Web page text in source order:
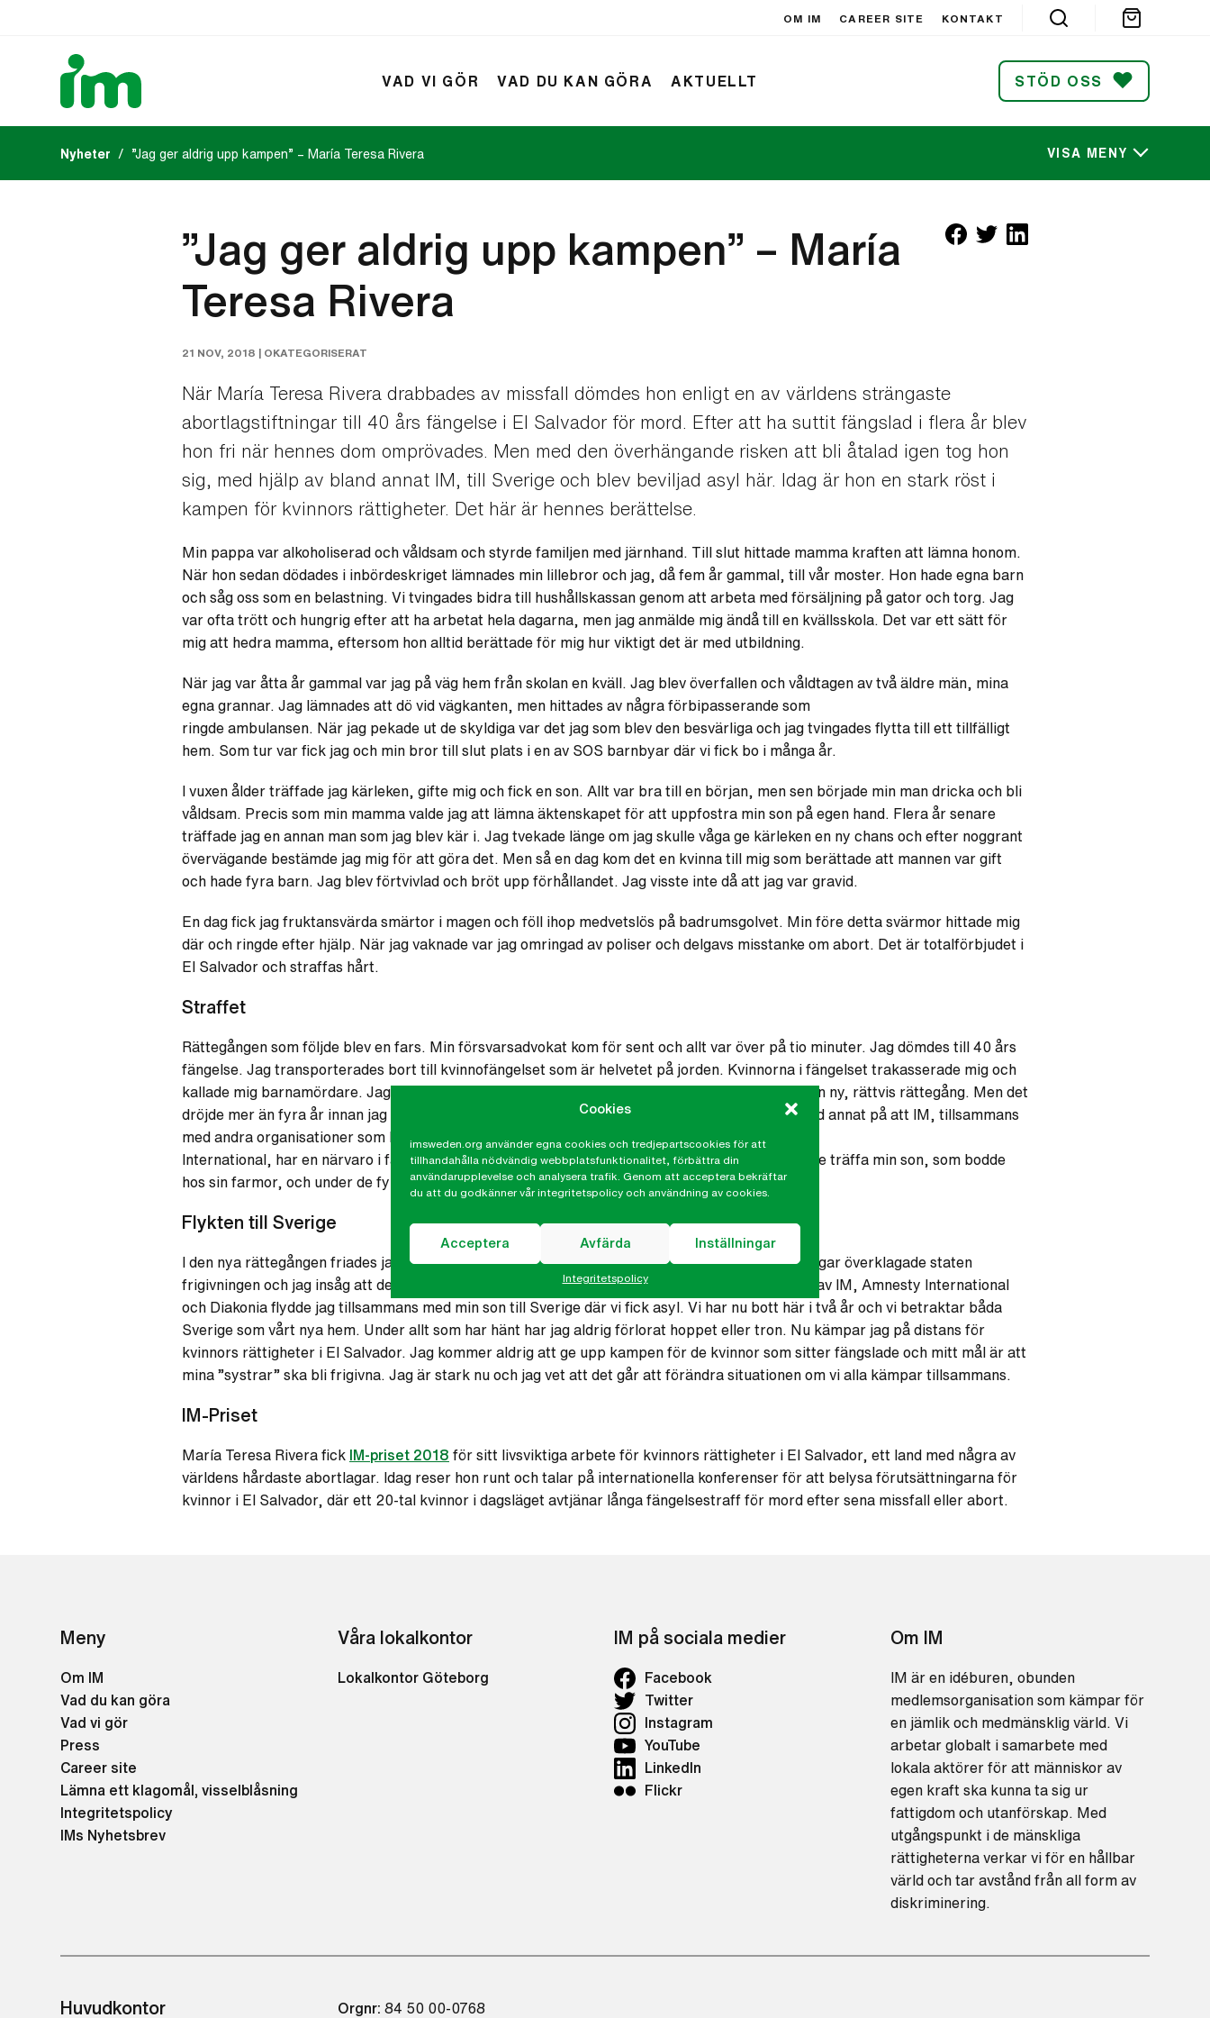
Cookies
imsweden.org använder egna cookies och tredjepartscookies för att
tillhandahålla nödvändig webbplatsfunktionalitet, förbättra din
användarupplevelse och analysera trafik. Genom att acceptera bekräftar
du att du godkänner vår integritetspolicy och användning av cookies.
Acceptera Avfärda Inställningar
Integritetspolicy
OM IM CAREER SITE KONTAKT
VAD VI GÖR VAD DU KAN GÖRA AKTUELLT STÖD OSS
SÖK
Nyheter ”Jag ger aldrig upp kampen” – María Teresa Rivera VISA MENY
”Jag ger aldrig upp kampen” – María
Teresa Rivera
21 NOV, 2018 | OKATEGORISERAT
När María Teresa Rivera drabbades av missfall dömdes hon enligt en av världens strängaste
abortlagstiftningar till 40 års fängelse i El Salvador för mord. Efter att ha suttit fängslad i flera år blev
hon fri när hennes dom omprövades. Men med den överhängande risken att bli åtalad igen tog hon
sig, med hjälp av bland annat IM, till Sverige och blev beviljad asyl här. Idag är hon en stark röst i
kampen för kvinnors rättigheter. Det här är hennes berättelse.
Min pappa var alkoholiserad och våldsam och styrde familjen med järnhand. Till slut hittade mamma kraften att lämna honom.
När hon sedan dödades i inbördeskriget lämnades min lillebror och jag, då fem år gammal, till vår moster. Hon hade egna barn
och såg oss som en belastning. Vi tvingades bidra till hushållskassan genom att arbeta med försäljning på gator och torg. Jag
var ofta trött och hungrig efter att ha arbetat hela dagarna, men jag anmälde mig ändå till en kvällsskola. Det var ett sätt för
mig att hedra mamma, eftersom hon alltid berättade för mig hur viktigt det är med utbildning.
När jag var åtta år gammal var jag på väg hem från skolan en kväll. Jag blev överfallen och våldtagen av två äldre män, mina
egna grannar. Jag lämnades att dö vid vägkanten, men hittades av några förbipasserande som
ringde ambulansen. När jag pekade ut de skyldiga var det jag som blev den besvärliga och jag tvingades flytta till ett tillfälligt
hem. Som tur var fick jag och min bror till slut plats i en av SOS barnbyar där vi fick bo i många år.
I vuxen ålder träffade jag kärleken, gifte mig och fick en son. Allt var bra till en början, men sen började min man dricka och bli
våldsam. Precis som min mamma valde jag att lämna äktenskapet för att uppfostra min son på egen hand. Flera år senare
träffade jag en annan man som jag blev kär i. Jag tvekade länge om jag skulle våga ge kärleken en ny chans och efter noggrant
övervägande bestämde jag mig för att göra det. Men så en dag kom det en kvinna till mig som berättade att mannen var gift
och hade fyra barn. Jag blev förtvivlad och bröt upp förhållandet. Jag visste inte då att jag var gravid.
En dag fick jag fruktansvärda smärtor i magen och föll ihop medvetslös på badrumsgolvet. Min före detta svärmor hittade mig
där och ringde efter hjälp. När jag vaknade var jag omringad av poliser och delgavs misstanke om abort. Det är totalförbjudet i
El Salvador och straffas hårt.
Straffet
Rättegången som följde blev en fars. Min försvarsadvokat kom för sent och allt var över på tio minuter. Jag dömdes till 40 års
fängelse. Jag transporterades bort till kvinnofängelset som är helvetet på jorden. Kvinnorna i fängelset trakasserade mig och
kallade mig barnamördare. Jag försökte förklara att jag inte hade gjort abort och jag begärde en ny, rättvis rättegång. Men det
dröjde mer än fyra år innan jag fick det. Att det överhuvudtaget blev en ny rättegång beror bland annat på att IM, tillsammans
med andra organisationer som Diakonia och Amnesty
International, har en närvaro i fängelser i El Salvador för att hjälpa oskyldigt dömda. Jag fick inte träffa min son, som bodde
hos sin farmor, och under de fyra åren hade jag bara telefonkontakt med honom.
Flykten till Sverige
I den nya rättegången friades jag från alla misstankar och fick lämna fängelset. Men efter tio dagar överklagade staten
frigivningen och jag insåg att det var stor risk att jag skulle hamna i fängelse igen. Så med hjälp av IM, Amnesty International
och Diakonia flydde jag tillsammans med min son till Sverige där vi fick asyl. Vi har nu bott här i två år och vi betraktar båda
Sverige som vårt nya hem. Under allt som har hänt har jag aldrig förlorat hoppet eller tron. Nu kämpar jag på distans för
kvinnors rättigheter i El Salvador. Jag kommer aldrig att ge upp kampen för de kvinnor som sitter fängslade och mitt mål är att
mina ”systrar” ska bli frigivna. Jag är stark nu och jag vet att det går att förändra situationen om vi alla kämpar tillsammans.
IM-Priset
María Teresa Rivera fick IM-priset 2018 för sitt livsviktiga arbete för kvinnors rättigheter i El Salvador, ett land med några av
världens hårdaste abortlagar. Idag reser hon runt och talar på internationella konferenser för att belysa förutsättningarna för
kvinnor i El Salvador, där ett 20-tal kvinnor i dagsläget avtjänar långa fängelsestraff för mord efter sena missfall eller abort.
Meny
Om IM
Vad du kan göra
Vad vi gör
Press
Career site
Lämna ett klagomål, visselblåsning
Integritetspolicy
IMs Nyhetsbrev
Våra lokalkontor
Lokalkontor Göteborg
IM på sociala medier
Facebook
Twitter
Instagram
YouTube
LinkedIn
Flickr
Om IM
IM är en idéburen, obunden
medlemsorganisation som kämpar för
en jämlik och medmänsklig värld. Vi
arbetar globalt i samarbete med
lokala aktörer för att människor av
egen kraft ska kunna ta sig ur
fattigdom och utanförskap. Med
utgångspunkt i de mänskliga
rättigheterna verkar vi för en hållbar
värld och tar avstånd från all form av
diskriminering.
Huvudkontor Orgnr: 84 50 00-0768